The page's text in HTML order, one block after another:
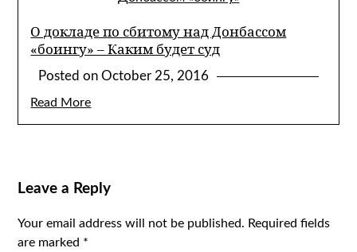
О докладе по сбитому над Донбассом
«боингу» – Каким будет суд
Posted onOctober 25, 2016
Read More
Leave a Reply
Your email address will not be published. Required fields
are marked *